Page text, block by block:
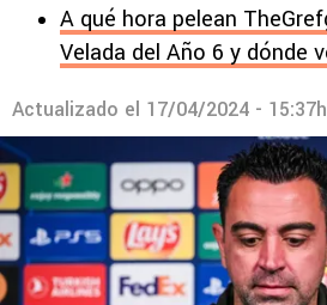
A qué hora pelean
Velada del Año 6 y dónde
Actualizado el 17/04/2024 -